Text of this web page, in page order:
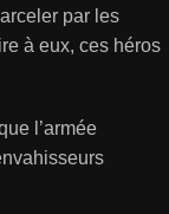
par les
à eux, ces héros
l’armée